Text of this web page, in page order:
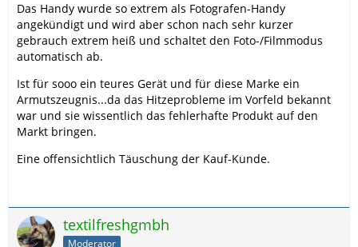
Das Handy wurde so extrem als Fotografen-Handy
angekündigt und wird aber schon nach sehr kurzer
gebrauch extrem heiß und schaltet den Foto-/Filmmodus
automatisch ab.
Ist für sooo ein teures Gerät und für diese Marke ein
Armutszeugnis...da das Hitzeprobleme im Vorfeld bekannt
war und sie wissentlich das fehlerhafte Produkt auf den
Markt bringen.
Eine offensichtlich Täuschung der Kauf-Kunde.
textilfreshgmbh
Moderator